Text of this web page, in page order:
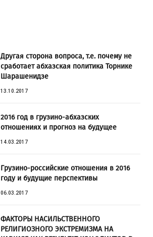
Другая сторона вопроса, т.е. почему не
сработает абхазская политика Торнике
Шарашенидзе
13.10.2017
2016 год в грузино-абхазских
отношениях и прогноз на будущее
14.03.2017
Грузино-российские отношения в 2016
году и будущие перспективы
06.03.2017
ФАКТОРЫ НАСИЛЬСТВЕННОГО
РЕЛИГИОЗНОГО ЭКСТРЕМИЗМА НА